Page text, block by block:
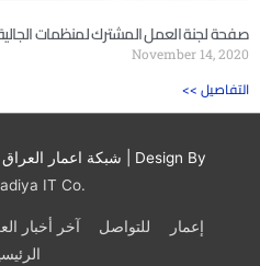
صفحة لجنة العمل المشترك لمنظمات
November 14, 2020
<< التفاصيل
شبكة اعمار العراق | Design By
IT Co.
آخر أخبار للتواصل
إعمار